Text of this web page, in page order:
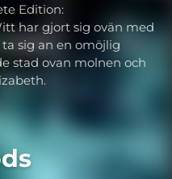
Edition:
har gjort sig ovän med
sig an en omöjlig
stad ovan molnen och